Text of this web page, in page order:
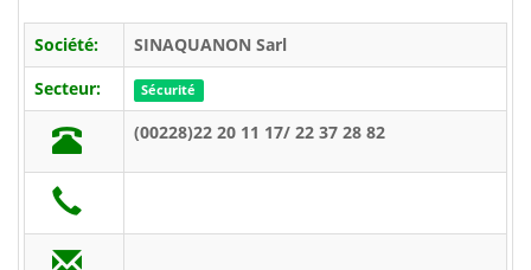
Société:
SINAQUANON Sarl
Secteur:
Sécurité
(00228)22 20 11 17/ 22 37 28 82